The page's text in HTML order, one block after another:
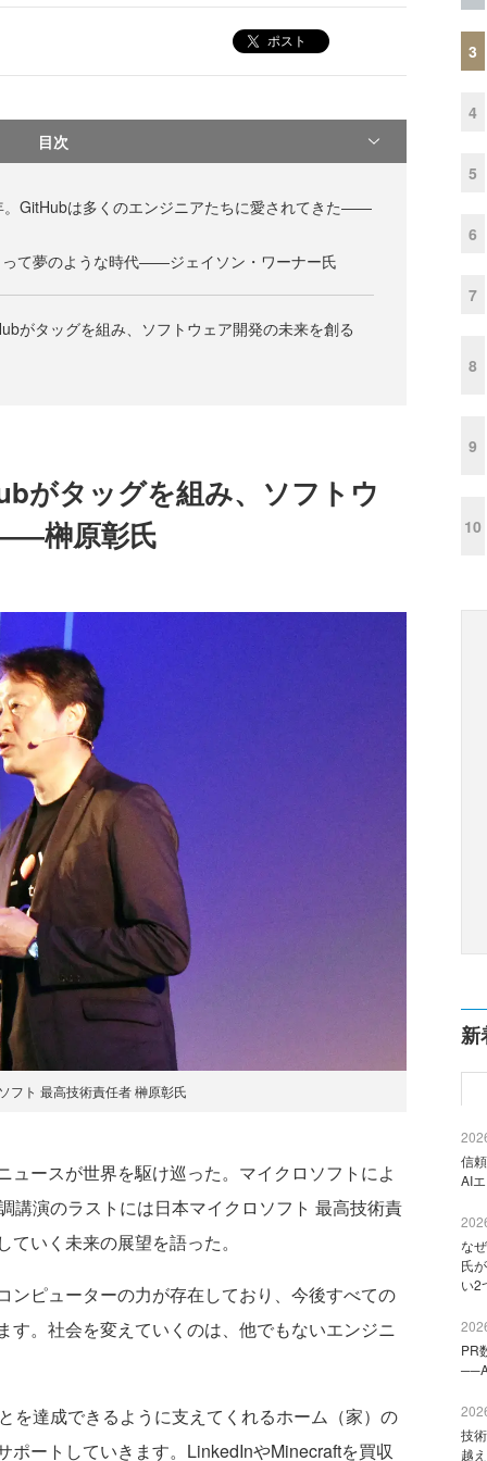
ポスト
目次
。GitHubは多くのエンジニアたちに愛されてきた――
て夢のような時代――ジェイソン・ワーナー氏
がタッグを組み、ソフトウェア開発の未来を創る
がタッグを組み、ソフトウ
榊原彰氏
フト 最高技術責任者 榊原彰氏
ースが世界を駆け巡った。マイクロソフトによ
講演のラストには日本マイクロソフト 最高技術責
いく未来の展望を語った。
ピューターの力が存在しており、今後すべての
す。社会を変えていくのは、他でもないエンジニ
達成できるように支えてくれるホーム（家）の
ポートしていきます。LinkedInやMinecraftを買収
3
4
5
6
7
8
9
10
新
信
AI
な
氏
い2
PR
技
越